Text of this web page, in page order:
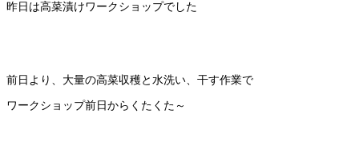
昨日は高菜漬けワークショップでした
前日より、大量の高菜収穫と水洗い、干す作業で
ワークショップ前日からくたくた～